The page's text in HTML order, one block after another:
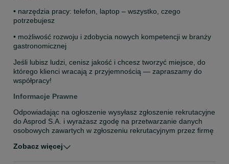
• narzędzia pracy: telefon, laptop – wszystko, czego
potrzebujesz
• możliwość rozwoju i zdobycia nowych kompetencji w branży
gastronomicznej
Jeśli lubisz ludzi, cenisz jakość i chcesz tworzyć miejsce, do
którego klienci wracają z przyjemnością — zapraszamy do
współpracy!
Informacje Prawne
Odpowiadając na ogłoszenie wysyłasz zgłoszenie rekrutacyjne
do Asprod S.A. i wyrażasz zgodę na przetwarzanie danych
osobowych zawartych w zgłoszeniu rekrutacyjnym przez ﬁrmę
ul. Uranowa 2 na potrzeby prowadzenia procesu rekrutacji na
Zobacz więcej